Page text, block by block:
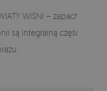
WIŚNI – zapach
są integralną częścią